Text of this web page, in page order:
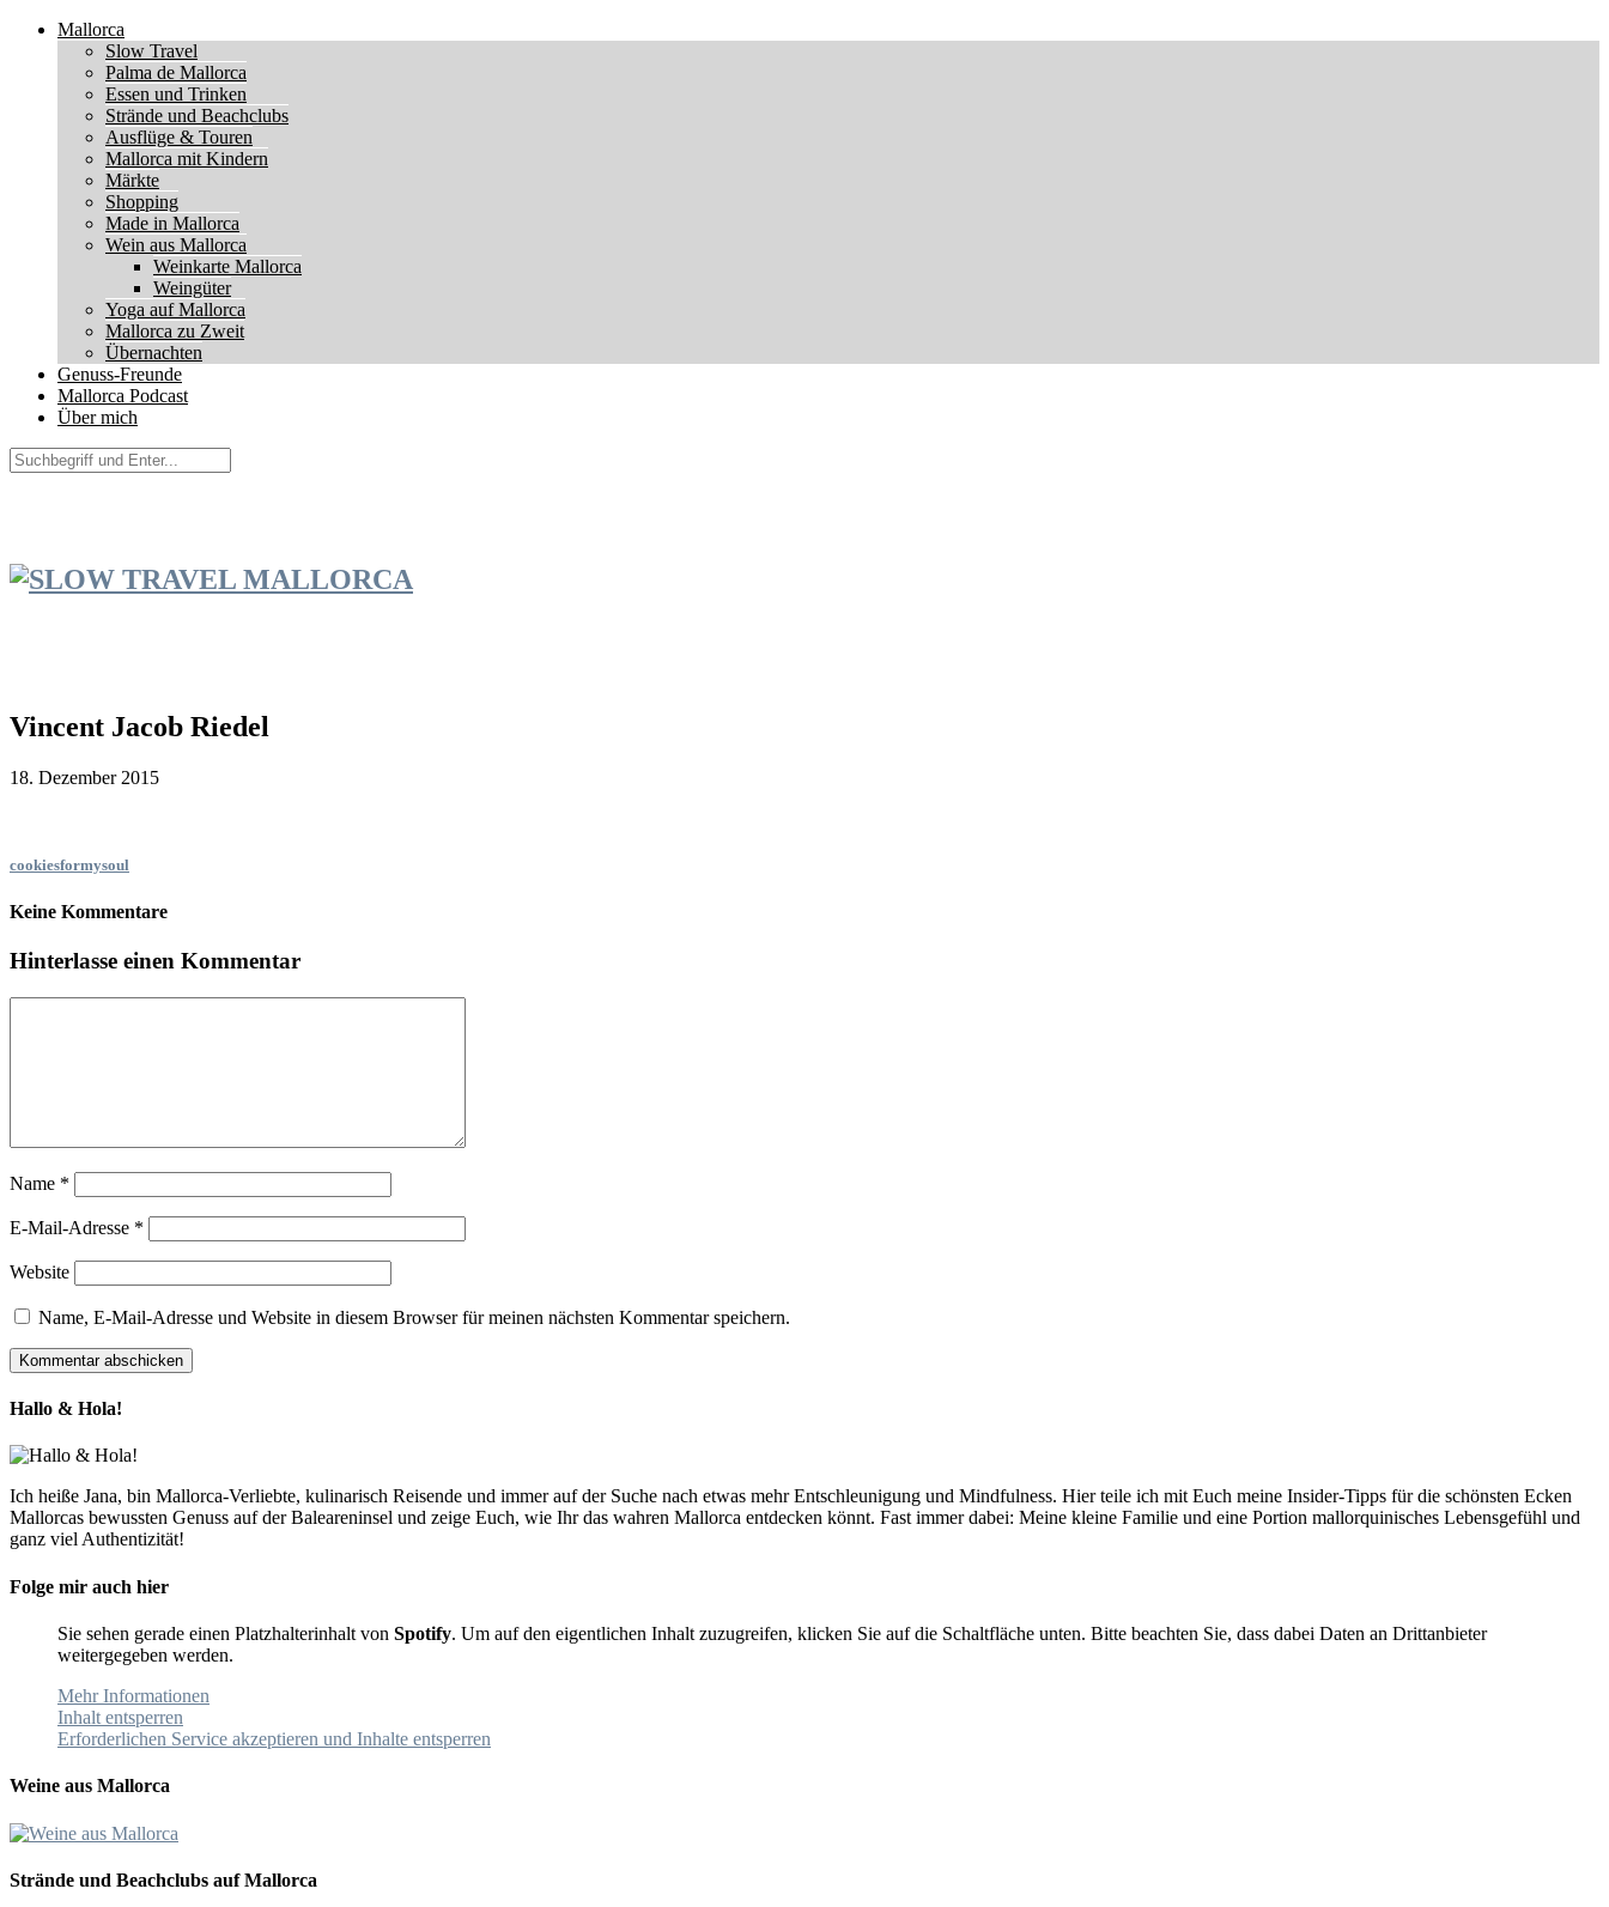
Mallorca
Slow Travel
Palma de Mallorca
Essen und Trinken
Strände und Beachclubs
Ausflüge & Touren
Mallorca mit Kindern
Märkte
Shopping
Made in Mallorca
Wein aus Mallorca
Weinkarte Mallorca
Weingüter
Yoga auf Mallorca
Mallorca zu Zweit
Übernachten
Genuss-Freunde
Mallorca Podcast
Über mich
Vincent Jacob Riedel
18. Dezember 2015
cookiesformysoul
Keine Kommentare
Hinterlasse einen Kommentar
Name *
E-Mail-Adresse *
Website
Name, E-Mail-Adresse und Website in diesem Browser für meinen nächsten Kommentar speichern.
Hallo & Hola!
Ich heiße Jana, bin Mallorca-Verliebte, kulinarisch Reisende und immer auf der Suche nach etwas mehr Entschleunigung und Mindfulness. Hier teile ich mit Euch meine Insider-Tipps für die schönsten Ecken
Mallorcas bewussten Genuss auf der Baleareninsel und zeige Euch, wie Ihr das wahren Mallorca entdecken könnt. Fast immer dabei: Meine kleine Familie und eine Portion mallorquinisches Lebensgefühl und
ganz viel Authentizität!
Folge mir auch hier
Sie sehen gerade einen Platzhalterinhalt von Spotify. Um auf den eigentlichen Inhalt zuzugreifen, klicken Sie auf die Schaltfläche unten. Bitte beachten Sie, dass dabei Daten an Drittanbieter
weitergegeben werden.
Mehr Informationen
Inhalt entsperren
Erforderlichen Service akzeptieren und Inhalte entsperren
Weine aus Mallorca
Strände und Beachclubs auf Mallorca